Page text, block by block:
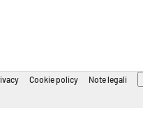
Cookie policy Note legali